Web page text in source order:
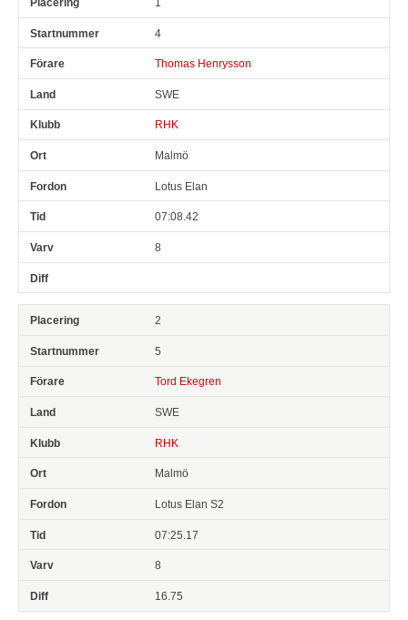
Pl Snr
4
Thomas Henrysson
SWE
RHK
Malmö
Lotus Elan
07:08.42
8
2
5
Tord Ekegren
SWE
RHK
Malmö
Lotus Elan S2
07:25.17
8
16.75